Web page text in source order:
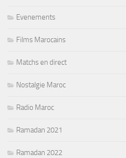
Evenements
Films Marocains
Matchs en direct
Nostalgie Maroc
Radio Maroc
Ramadan 2021
Ramadan 2022